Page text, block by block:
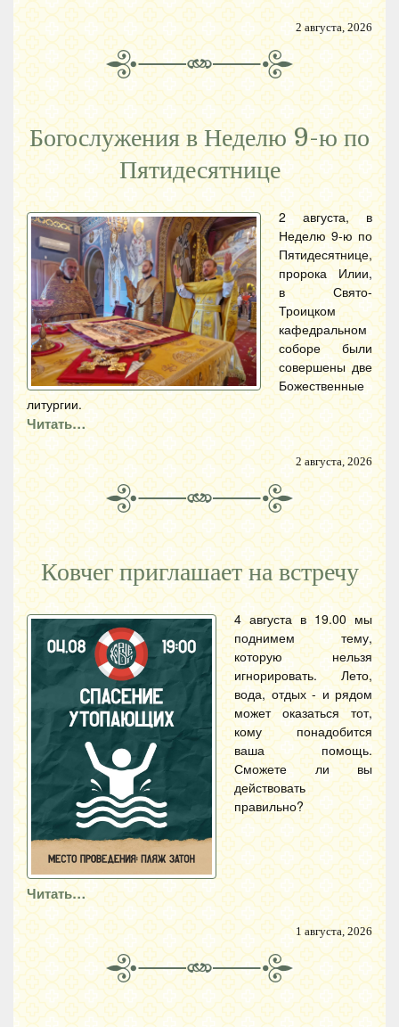
2 августа, 2026
Богослужения в Неделю 9-ю по
Пятидесятнице
2 августа, в
Неделю 9-ю по
Пятидесятнице,
пророка Илии,
в Свято-
Троицком
кафедральном
соборе были
совершены две
Божественные
литургии.
Читать…
2 августа, 2026
Ковчег приглашает на встречу
4 августа в 19.00 мы
поднимем тему,
которую нельзя
игнорировать. Лето,
вода, отдых - и рядом
может оказаться тот,
кому понадобится
ваша помощь.
Сможете ли вы
действовать
правильно?
Читать…
1 августа, 2026